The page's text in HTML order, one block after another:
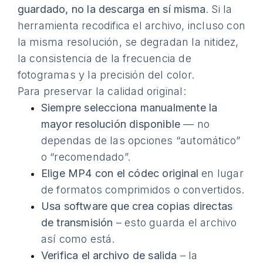
guardado, no la descarga en sí misma. Si la
herramienta recodifica el archivo, incluso con
la misma resolución, se degradan la nitidez,
la consistencia de la frecuencia de
fotogramas y la precisión del color.
Para preservar la calidad original:
Siempre selecciona manualmente la
mayor resolución disponible — no
dependas de las opciones “automático”
o “recomendado”.
Elige MP4 con el códec original en lugar
de formatos comprimidos o convertidos.
Usa software que crea copias directas
de transmisión – esto guarda el archivo
así como está.
Verifica el archivo de salida – la